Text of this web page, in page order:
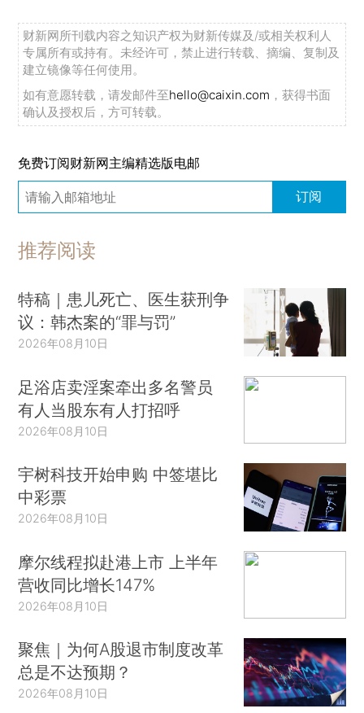
财新网所刊载内容之知识产权为财新传媒及/或相关权利人
专属所有或持有。未经许可，禁止进行转载、摘编、复制及
建立镜像等任何使用。
如有意愿转载，请发邮件至hello@caixin.com ，获得书面
确认及授权后，方可转载。
免费订阅财新网主编精选版电邮
订阅
推荐阅读
特稿｜患儿死亡、医生获刑争
议：韩杰案的“罪与罚”
2026年08月10日
足浴店卖淫案牵出多名警员
有人当股东有人打招呼
2026年08月10日
宇树科技开始申购 中签堪比
中彩票
2026年08月10日
摩尔线程拟赴港上市 上半年
营收同比增长147%
2026年08月10日
聚焦｜为何A股退市制度改革
总是不达预期？
2026年08月10日